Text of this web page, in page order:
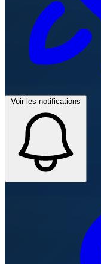
Voir les notifications